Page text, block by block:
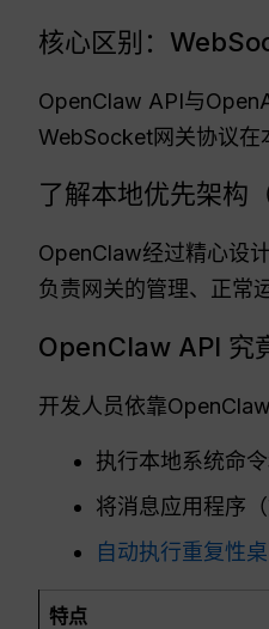
核心区别：
OpenClaw API与
WebSocket网关协议在
了解本地优先架构
OpenClaw经过精心设
负责网关的管理、正常
OpenClaw API 究
开发人员依靠
执行本地系统命
将消息应用程序
自动执行重复性桌
特点